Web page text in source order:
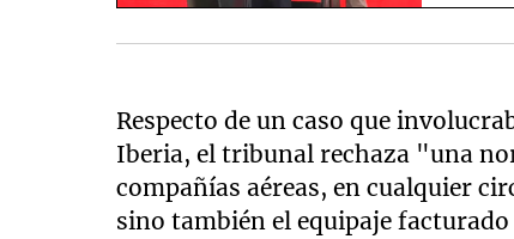
Respecto de un caso que
Iberia, el tribunal rechaza "una
compañías aéreas, en cualquier
sino también el equipaje